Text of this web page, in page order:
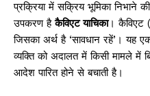
प्रक्रिया में सक्रिय भूमिका निभाने
उपकरण हैकैविएट याचिका। कैविएट
जिसका अर्थ है ‘सावधान रहें’।
व्यक्ति को अदालत में किसी मामले
आदेश पारित होने से बचाती है।